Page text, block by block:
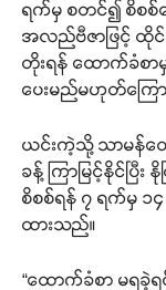
ရက်မှ စတင်၍ စိစစ်ဆ
အလည်ဗီဇာဖြင့် ထိုင်
တိုးရန် ထောက်ခံစာ
ပေးမည်မဟုတ်ကြေ
ယင်းကဲ့သို့ သာမန်ထေ
ခန့် ကြာမြင့်နိုင်ပ
စိစစ်ရန် ၇ ရက်မှ
ထားသည်။
“ထောက်ခံစာ မရ